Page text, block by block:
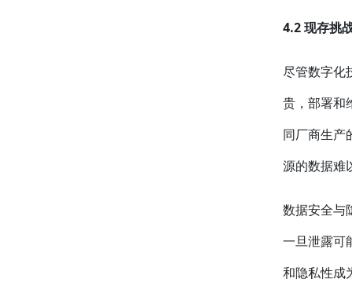
4.2 现存挑
尽管数字化
贵，部署和
同厂商生产
源的数据难
数据安全与
一旦泄露可
和隐私性成